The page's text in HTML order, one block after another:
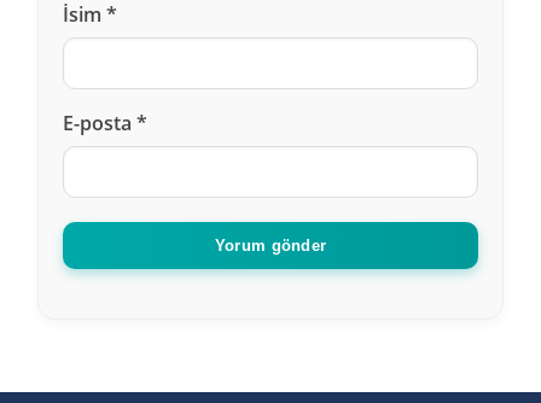
yerli implant 3000 lira
Cevapla
İsim *
E-posta *
Yorum gönder